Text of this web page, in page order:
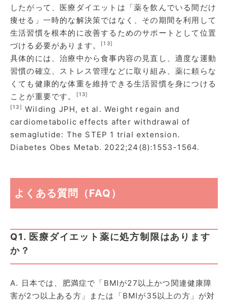
したがって、医療ダイエットは「薬を飲んでいる間だけ
痩せる」一時的な解決策ではなく、その期間を利用して
生活習慣を根本的に改善するためのサポートとして位置
づける必要があります。
[13]
具体的には、治療中から食事内容の見直し、適度な運動
習慣の確立、ストレス管理などに取り組み、薬に頼らな
くても健康的な体重を維持できる生活習慣を身につける
ことが重要です。
[13]
[13] Wilding JPH, et al. Weight regain and
cardiometabolic effects after withdrawal of
semaglutide: The STEP 1 trial extension.
Diabetes Obes Metab. 2022;24(8):1553-1564.
よくある質問（FAQ）
Q1. 医療ダイエット薬に処方制限はあります
か？
A. 日本では、肥満症で「BMIが27以上かつ関連健康障
害が2つ以上ある方」または「BMIが35以上の方」が対